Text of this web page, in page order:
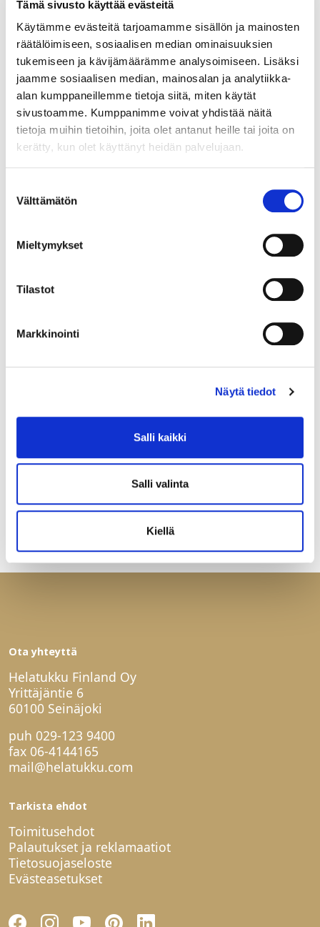
Tämä sivusto käyttää evästeitä
Käytämme evästeitä tarjoamamme sisällön ja mainosten
räätälöimiseen, sosiaalisen median ominaisuuksien
tukemiseen ja kävijämäärämme analysoimiseen. Lisäksi
jaamme sosiaalisen median, mainosalan ja analytiikka-
alan kumppaneillemme tietoja siitä, miten käytät
sivustoamme. Kumppanimme voivat yhdistää näitä
tietoja muihin tietoihin, joita olet antanut heille tai joita on
kerätty, kun olet käyttänyt heidän palvelujaan.
valinta
Välttämätön
Mieltymykset
Tilastot
Markkinointi
Näytä tiedot
Salli kaikki
Salli valinta
Kiellä
Kirjaudu sisään
Hei yritysasiakas!
Jos teillä ei vielä ole avattuna tunnuksia
verkkokauppaamme, niin olkaa yhteydessä
mail@helatukku.com
Määrä pakkauksessa:
Yksikkö:
HERO BIOSANKO 8 L HARM. MATALA
200(K)x290(S)x195(L)mm
200(K)x290(S)x195(L)mm.
Ota yhteyttä
Helatukku Finland Oy
Yrittäjäntie 6
60100 Seinäjoki
puh 029-123 9400
fax 06-4144165
mail@helatukku.com
Tarkista ehdot
Toimitusehdot
Palautukset ja reklamaatiot
Tietosuojaseloste
Evästeasetukset